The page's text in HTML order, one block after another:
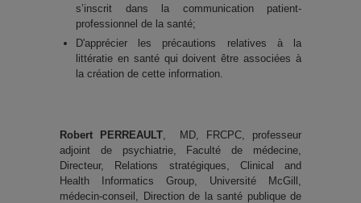
s’inscrit dans la communication patient-
professionnel de la santé;
D'apprécier les précautions relatives à la
littératie en santé qui doivent être associées à
la création de cette information.
Robert PERREAULT, MD, FRCPC, professeur
adjoint de psychiatrie, Faculté de médecine,
Directeur, Relations stratégiques, Clinical and
Health Informatics Group, Université McGill,
médecin-conseil, Direction de la santé publique de